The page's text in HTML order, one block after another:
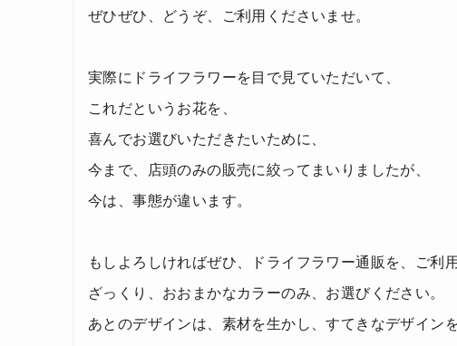
ぜひぜひ、どうぞ、ご利用くださいませ。
実際にドライフラワーを目で見ていただいて、
これだというお花を、
喜んでお選びいただきたいために、
今まで、店頭のみの販売に絞ってまいりましたが、
今は、事態が違います。
もしよろしければぜひ、ドライフラワー通販を、ご利
ざっくり、おおまかなカラーのみ、お選びください。
あとのデザインは、素材を生かし、すてきなデザイン